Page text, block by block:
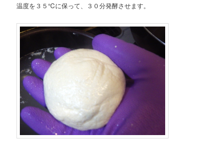
温度を３５℃に保って、３０分発酵させます。